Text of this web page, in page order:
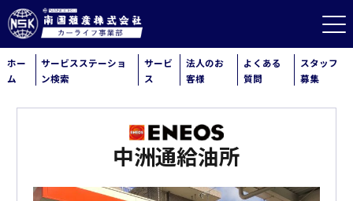
ホー
ム
サービスステーショ
ン検索
サービ
ス
法人のお
客様
よくある
質問
スタッフ
募集
中洲通給油所